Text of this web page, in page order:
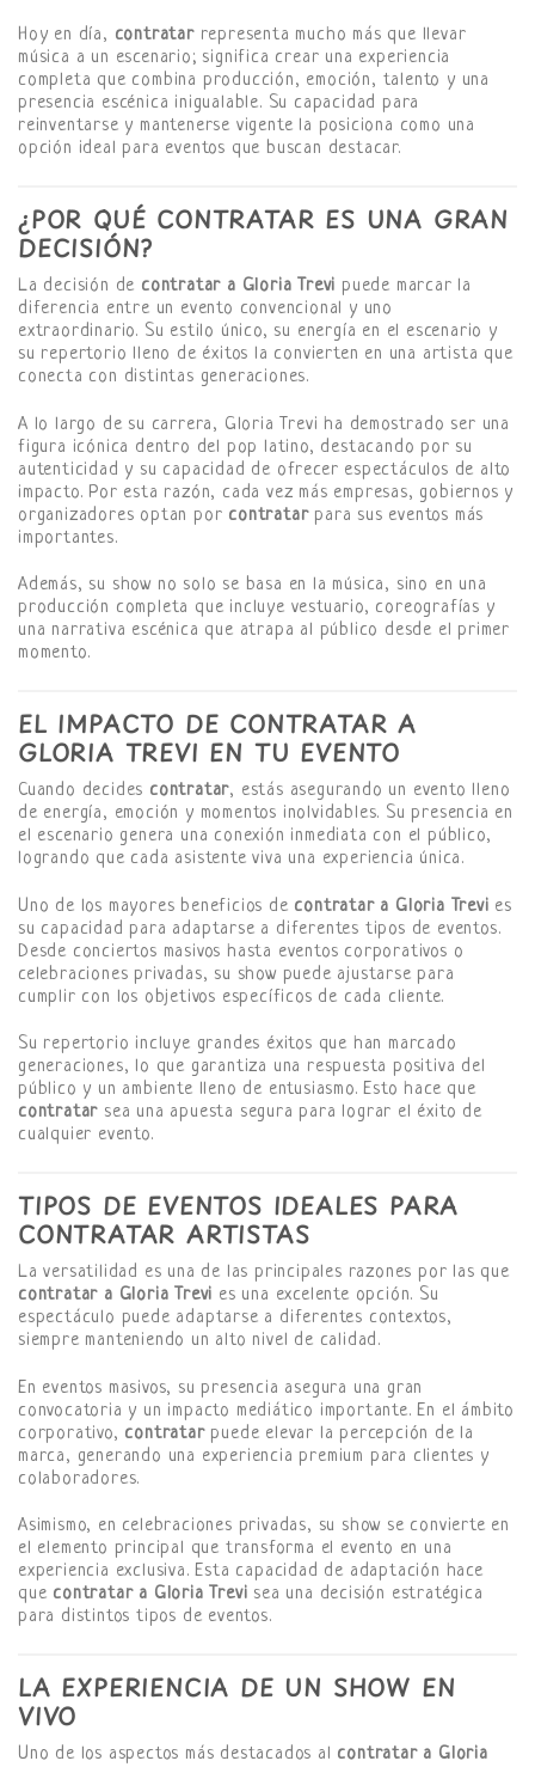
Hoy en día, contratarrepresenta mucho más que llevar
música a un escenario; significa crear una experiencia
completa que combina producción, emoción, talento y una
presencia escénica inigualable. Su capacidad para
reinventarse y mantenerse vigente la posiciona como una
opción ideal para eventos que buscan destacar.
¿POR QUÉ CONTRATAR ES UNA GRAN
DECISIÓN?
La decisión de contratar a Gloria Trevi puede marcar la
diferencia entre un evento convencional y uno
extraordinario. Su estilo único, su energía en el escenario y
su repertorio lleno de éxitos la convierten en una artista que
conecta con distintas generaciones.
A lo largo de su carrera, Gloria Trevi ha demostrado ser una
figura icónica dentro del pop latino, destacando por su
autenticidad y su capacidad de ofrecer espectáculos de alto
impacto. Por esta razón, cada vez más empresas, gobiernos y
organizadores optan por contratarpara sus eventos más
importantes.
Además, su show no solo se basa en la música, sino en una
producción completa que incluye vestuario, coreografías y
una narrativa escénica que atrapa al público desde el primer
momento.
EL IMPACTO DE CONTRATAR A
GLORIA TREVI EN TU EVENTO
Cuando decides contratar, estás asegurando un evento lleno
de energía, emoción y momentos inolvidables. Su presencia en
el escenario genera una conexión inmediata con el público,
logrando que cada asistente viva una experiencia única.
Uno de los mayores beneficios de contratar a Gloria Trevi es
su capacidad para adaptarse a diferentes tipos de eventos.
Desde conciertos masivos hasta eventos corporativos o
celebraciones privadas, su show puede ajustarse para
cumplir con los objetivos específicos de cada cliente.
Su repertorio incluye grandes éxitos que han marcado
generaciones, lo que garantiza una respuesta positiva del
público y un ambiente lleno de entusiasmo. Esto hace que
contratar sea una apuesta segura para lograr el éxito de
cualquier evento.
TIPOS DE EVENTOS IDEALES PARA
CONTRATAR ARTISTAS
La versatilidad es una de las principales razones por las que
contratar a Gloria Trevi es una excelente opción. Su
espectáculo puede adaptarse a diferentes contextos,
siempre manteniendo un alto nivel de calidad.
En eventos masivos, su presencia asegura una gran
convocatoria y un impacto mediático importante. En el ámbito
corporativo, contratarpuede elevar la percepción de la
marca, generando una experiencia premium para clientes y
colaboradores.
Asimismo, en celebraciones privadas, su show se convierte en
el elemento principal que transforma el evento en una
experiencia exclusiva. Esta capacidad de adaptación hace
que contratar a Gloria Trevi sea una decisión estratégica
para distintos tipos de eventos.
LA EXPERIENCIA DE UN SHOW EN
VIVO
Uno de los aspectos más destacados al contratar a Gloria